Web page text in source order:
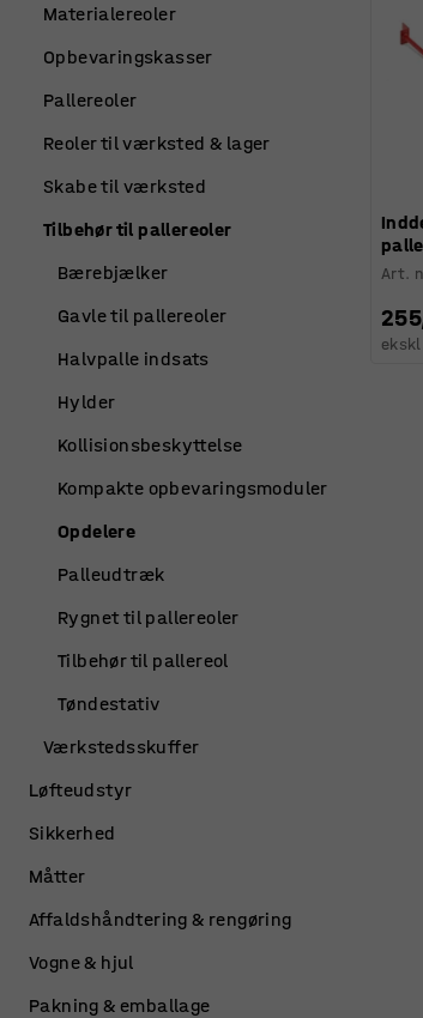
Art.
Materialereoler
Opbevaringskasser
Pallereoler
Reoler til værksted & lager
Skabe til værksted
Tilbehør til pallereoler
Bærebjælker
Gavle til pallereoler
Halvpalle indsats
Hylder
Kollisionsbeskyttelse
Kompakte opbevaringsmoduler
Opdelere
Palleudtræk
Rygnet til pallereoler
Tilbehør til pallereol
Tøndestativ
Værkstedsskuffer
Løfteudstyr
Sikkerhed
Måtter
Affaldshåndtering & rengøring
Vogne & hjul
Pakning & emballage